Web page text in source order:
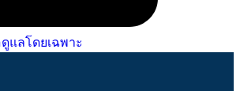
แลโดยเฉพาะ